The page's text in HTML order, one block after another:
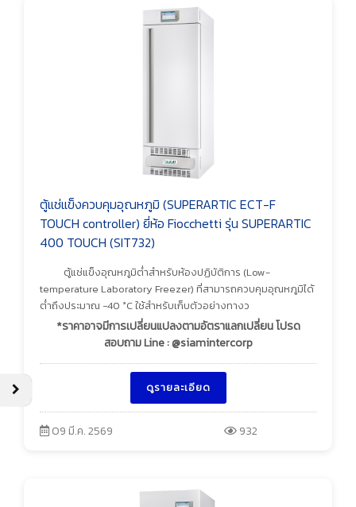
ตู้แช่แข็งควบคุมอุณหภูมิ (SUPERARTIC ECT-F
TOUCH controller) ยี่ห้อ Fiocchetti รุ่น SUPERARTIC
400 TOUCH (SIT732)
ตู้แช่แข็งอุณหภูมิต่ำสำหรับห้องปฏิบัติการ (Low-
temperature Laboratory Freezer) ที่สามารถควบคุมอุณหภูมิได้
ต่ำถึงประมาณ −40 °C ใช้สำหรับเก็บตัวอย่างทางว
*ราคาอาจมีการเปลี่ยนแปลงตามอัตราแลกเปลี่ยน โปรด
สอบถาม Line : @siamintercorp
ดูรายละเอียด
09 มี.ค. 2569 932